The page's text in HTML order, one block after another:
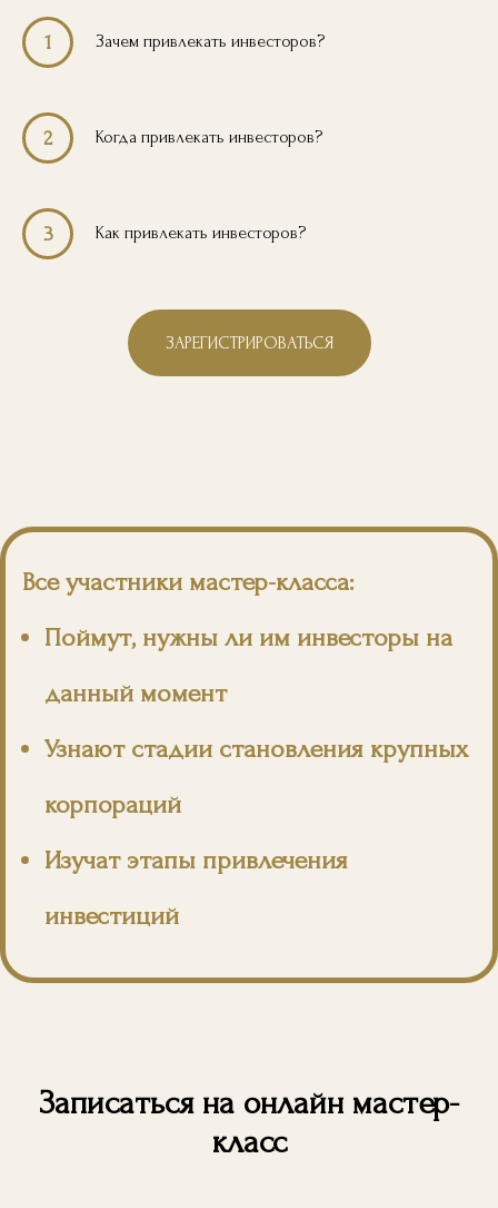
1 Зачем привлекать инвесторов?
2 Когда привлекать инвесторов?
3 Как привлекать инвесторов?
ЗАРЕГИСТРИРОВАТЬСЯ
Все участники мастер-класса:
Поймут, нужны ли им инвесторы на
данный момент
Узнают стадии становления крупных
корпораций
Изучат этапы привлечения
инвестиций
Записаться на онлайн мастер-
класс